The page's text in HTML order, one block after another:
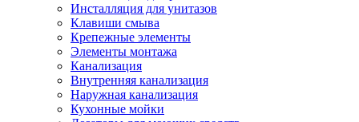
Инсталляция для унитазов
Клавиши смыва
Крепежные элементы
Элементы монтажа
Канализация
Внутренняя канализация
Наружная канализация
Кухонные мойки